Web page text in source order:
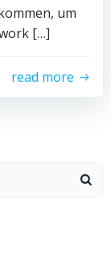
um
[…]
read more